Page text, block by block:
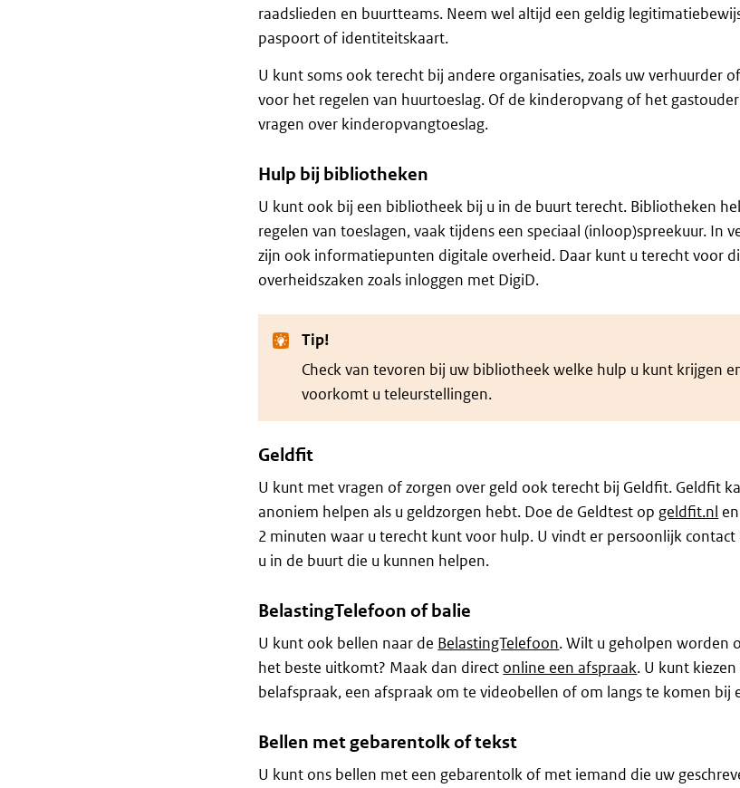
raadslieden en buurtteams. Neem wel altijd een geldig
paspoort of identiteitskaart.
U kunt soms ook terecht bij andere organisaties, zoals uw verhuurder
voor het regelen van huurtoeslag. Of de kinderopvang of het
vragen over kinderopvangtoeslag.
Hulp bij bibliotheken
U kunt ook bij een bibliotheek bij u in de buurt terecht. Bibliotheken
regelen van toeslagen, vaak tijdens een speciaal (inloop)spreekuur. In
zijn ook informatiepunten digitale overheid. Daar kunt u terecht voor
overheidszaken zoals inloggen met DigiD.
Tip!
Check van tevoren bij uw bibliotheek welke hulp u kunt krijgen
voorkomt u teleurstellingen.
Geldfit
U kunt met vragen of zorgen over geld ook terecht bij Geldfit. Geldfit
anoniem helpen als u geldzorgen hebt. Doe de Geldtest op geldfit.nl
2 minuten waar u terecht kunt voor hulp. U vindt er persoonlijk contact
u in de buurt die u kunnen helpen.
BelastingTelefoon of balie
U kunt ook bellen naar de BelastingTelefoon. Wilt u geholpen worden
het beste uitkomt? Maak dan direct online een afspraak. U kunt
belafspraak, een afspraak om te videobellen of om langs te komen bij
Bellen met gebarentolk of tekst
U kunt ons bellen met een gebarentolk of met iemand die uw